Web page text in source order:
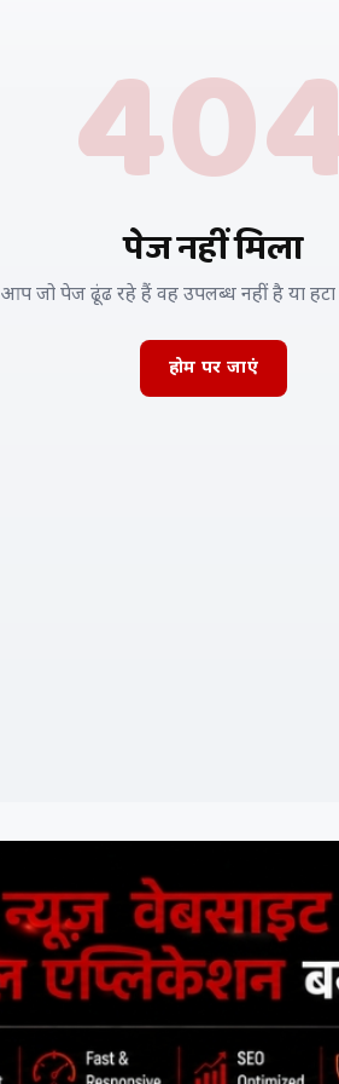
पेज नहीं मिला
आप जो पेज ढूंढ रहे हैं वह उपलब्ध नहीं है या हटा
होम पर जाएं